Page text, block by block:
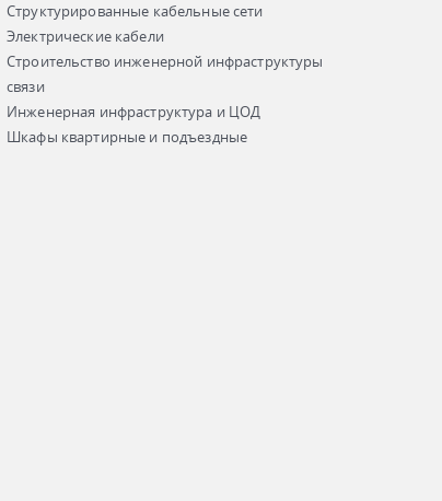
Структурированные кабельные сети
Электрические кабели
Строительство инженерной инфраструктуры
связи
Инженерная инфраструктура и ЦОД
Шкафы квартирные и подъездные